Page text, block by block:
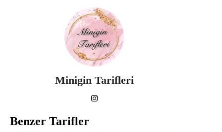
Minigin Tarifleri
Benzer Tarifler